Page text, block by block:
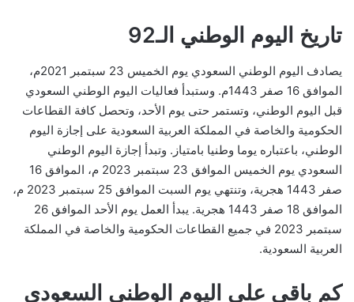
تاريخ اليوم الوطني الـ92
يصادف اليوم الوطني السعودي يوم الخميس 23 سبتمبر 2021م،
الموافق 16 صفر 1443م. وستبدأ فعاليات اليوم الوطني السعودي
قبل اليوم الوطني، وتستمر حتى يوم الأحد، وتحصل كافة القطاعات
الحكومية والخاصة في المملكة العربية السعودية على إجازة اليوم
الوطني، باعتباره يوما وطنيا بامتياز. وتبدأ إجازة اليوم الوطني
السعودي يوم الخميس الموافق 23 سبتمبر 2023 م، الموافق 16
صفر 1443 هجرية، وتنتهي يوم السبت الموافق 25 سبتمبر 2023 م،
الموافق 18 صفر 1443 هجرية. يبدأ العمل يوم الأحد الموافق 26
سبتمبر 2023 في جميع القطاعات الحكومية والخاصة في المملكة
العربية السعودية.
كم باقي على اليوم الوطني السعودي